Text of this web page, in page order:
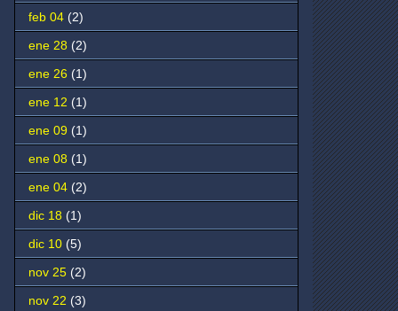
feb 04 (2)
ene 28 (2)
ene 26 (1)
ene 12 (1)
ene 09 (1)
ene 08 (1)
ene 04 (2)
dic 18 (1)
dic 10 (5)
nov 25 (2)
nov 22 (3)